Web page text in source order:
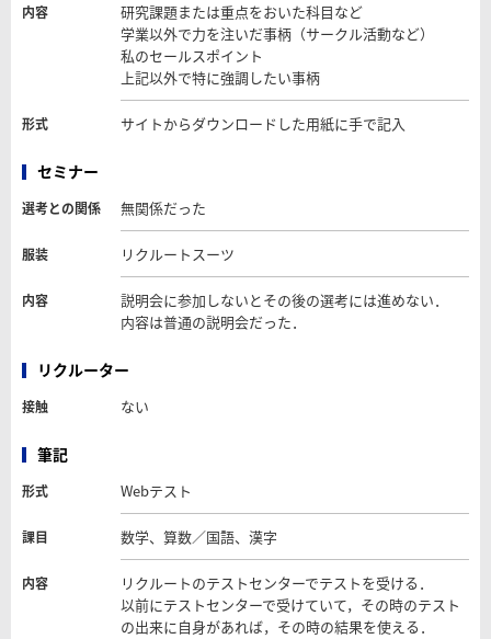
内容
研究課題または重点をおいた科目など
学業以外で力を注いだ事柄（サークル活動など）
私のセールスポイント
上記以外で特に強調したい事柄
形式 サイトからダウンロードした用紙に手で記入
セミナー
選考との関係 無関係だった
服装 リクルートスーツ
内容
説明会に参加しないとその後の選考には進めない．
内容は普通の説明会だった．
リクルーター
接触 ない
筆記
形式 Webテスト
課目 数学、算数／国語、漢字
内容
リクルートのテストセンターでテストを受ける．
以前にテストセンターで受けていて，その時のテスト
の出来に自身があれば，その時の結果を使える．